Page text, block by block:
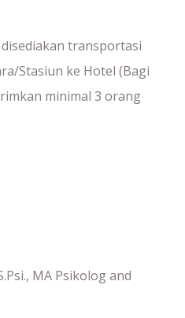
transportasi
Stasiun ke Hotel (Bagi
minimal 3 orang
MA Psikolog and